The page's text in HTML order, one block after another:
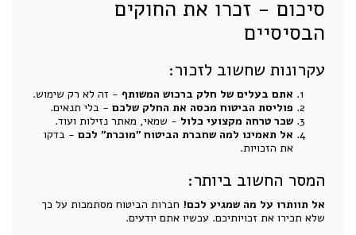
סיכום - זכרו את החוקים
הבסיסיים
עקרונות שחשוב לזכור:
אתם בעלים של חלק ברכוש המשותף - זה לא רק שימוש.
פוליסת הביטוח מכסה את החלק שלכם - בלי תנאים.
שכר טרחה מקצועי כלול - שמאי, מאתר נזילות ועוד.
אל תאמינו למה שחברת הביטוח "מוכרת" לכם - בדקו
את הזכויות.
המסר החשוב ביותר:
אל תוותרו על מה שמגיע לכם! חברות הביטוח מסתמכות על כך
שלא תכירו את זכויותיכם. עכשיו אתם יודעים.